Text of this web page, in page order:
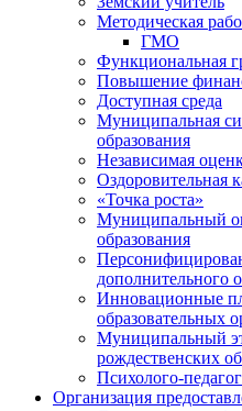
Методическая
ГМО
Функциональная
Повышение
Доступная среда
Муниципальная
образования
Независимая
Оздоровительная
«Точка роста»
Муниципальный
образования
дополнительного
Инновационные
образовательных
Муниципальный
рождественских
Психолого-
Организация